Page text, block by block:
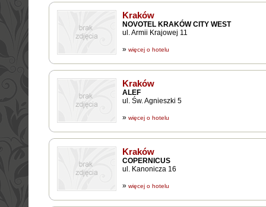
Kraków
NOVOTEL KRAKÓW CITY WEST
ul. Armii Krajowej 11
» więcej o hotelu
Kraków
ALEF
ul. Św. Agnieszki 5
» więcej o hotelu
Kraków
COPERNICUS
ul. Kanonicza 16
» więcej o hotelu